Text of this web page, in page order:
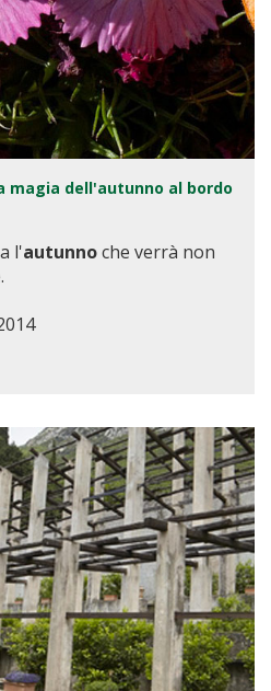
magia dell'autunno al bordo
l'autunnoche verrà non